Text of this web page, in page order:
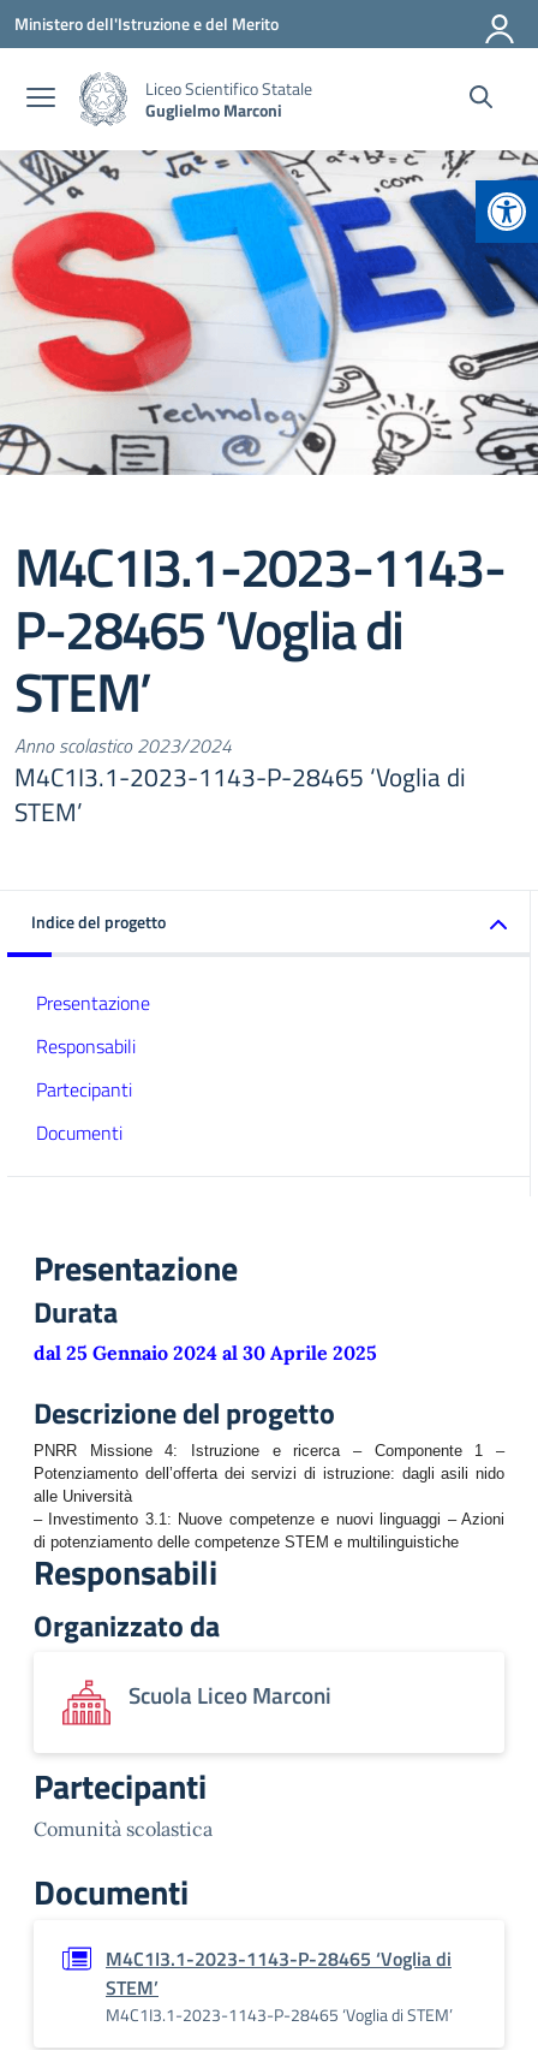
Vai ai contenuti
Vai al menu di navigazione
Vai al footer
Ministero dell'Istruzione e del Merito
Liceo Scientifico Statale
Guglielmo Marconi
M4C1I3.1-2023-1143-
P-28465 ‘Voglia di
STEM’
Anno scolastico 2023/2024
M4C1I3.1-2023-1143-P-28465 ‘Voglia di
STEM’
Indice del progetto
Presentazione
Responsabili
Partecipanti
Documenti
Presentazione
Durata
dal 25 Gennaio 2024 al 30 Aprile 2025
Descrizione del progetto
PNRR Missione 4: Istruzione e ricerca – Componente 1 –
Potenziamento dell’offerta dei servizi di istruzione: dagli asili nido
alle Università
– Investimento 3.1: Nuove competenze e nuovi linguaggi – Azioni
di potenziamento delle competenze STEM e multilinguistiche
Responsabili
Organizzato da
Scuola Liceo Marconi
Partecipanti
Comunità scolastica
Documenti
M4C1I3.1-2023-1143-P-28465 ‘Voglia di
STEM’
M4C1I3.1-2023-1143-P-28465 ‘Voglia di STEM’